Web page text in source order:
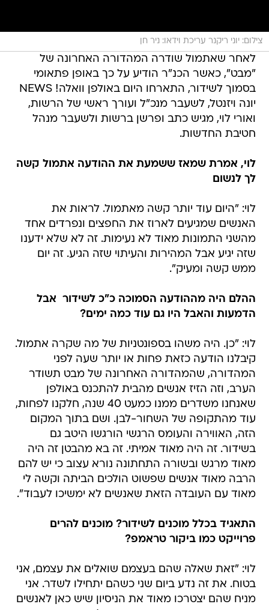
צילום: יוני ריקנר עריכת וידאו: ניר חן
לאחר שאתמול שודרה המהדורה האחרונה של
"מבט", כאשר הכנ"ר הודיע על כך באופן פתאומי
בסמוך לשידור, התארחו היום באולפן וואלה! NEWS
יונה ויזנטל, לשעבר מנכ"ל ועורך ראשי של הרשות,
ואורי לוי, מגיש כתב ופרשן ברשות ולשעבר מנהל
חטיבת החדשות.
לוי, אמרת שמאז ששמעת את ההודעה אתמול קשה
לך לנשום
לוי: "היום עוד יותר קשה מאתמול. לראות את
האנשים שמגיעים לארוז את החפצים ונפרדים אחד
מהשני התמונות מאוד לא נעימות. זה לא שלא ידענו
שזה יגיע אבל המהירות והעיתוי שזה הגיע. זה יום
ממש קשה ומעיק".
ההלם היה מההודעה הסמוכה כ"כ לשידור  אבל
הדמעות והאבל היו גם עוד כמה ימים?
לוי: "כן. היה משהו בספונטניות של מה שקרה אתמול.
קיבלנו הודעה כזאת פחות או יותר שעה לפני
המהדורה, שהמהדורה האחרונה של מבט תשודר
הערב, וזה הזיז אנשים מהבית להתכנס באולפן
שאנחנו משדרים ממנו כמעט 40 שנה, חלקנו לפחות,
עוד מהתקופה של השחור-לבן. ושם בתוך המקום
הזה, האווירה והעומס הרגשי הורגשו היטב גם
בשידור. זה היה מאוד אמיתי. זה בא מהבטן זה היה
מאוד מרגש ובשורה התחתונה נורא עצוב כי יש להם
הרבה מאוד אנשים שפשוט הולכים הביתה וקשה לי
מאוד עם העובדה הזאת שאנשים לא ימשיכו לעבוד".
התאגיד בכלל מוכנים לשידור? מוכנים להרים
פרוייקט כמו ביקור טראמפ?
לוי: "זאת שאלה שהם בעצמם שואלים את עצמם, אני
בטוח. את זה נדע ביום שני כשהם יתחילו לשדר. אני
מניח שהם יצטרכו מאוד את הניסיון שיש כאן לאנשים